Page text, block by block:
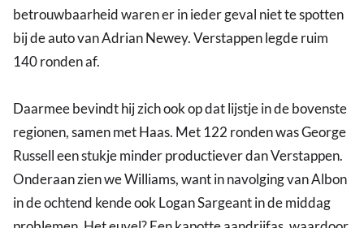
betrouwbaarheid waren er in ieder geval niet te spotten
bij de auto van Adrian Newey. Verstappen legde ruim
140 ronden af.
Daarmee bevindt hij zich ook op dat lijstje in de bovenste
regionen, samen met Haas. Met 122 ronden was George
Russell een stukje minder productiever dan Verstappen.
Onderaan zien we Williams, want in navolging van Albon
in de ochtend kende ook Logan Sargeant in de middag